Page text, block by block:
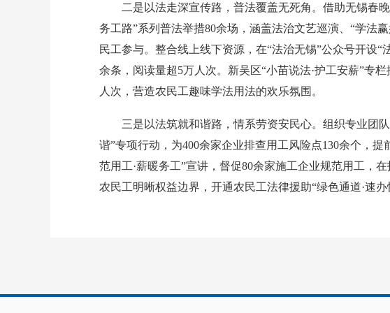
二是以法走深宣传路，普法覆盖无死角。借助无锡春晚
务工路”系列普法举措80余场，涵盖法治文艺巡演、“学法
民工参与。整合线上线下资源，在“法治无锡”公众号开设“
余条，阅读量超5万人次。新吴区“小苗说法·护工安薪”专
人次，营造农民工趣味学法用法的欢乐氛围。
三是以法筑就和谐路，情系劳资安民心。组织专业团队
谐”专项行动，为400余家企业排查用工风险点130余个，
范用工·薪暖务工”宣讲，督促80余家施工企业规范用工，
农民工明晰权益边界，开通农民工法律援助“绿色通道·速办